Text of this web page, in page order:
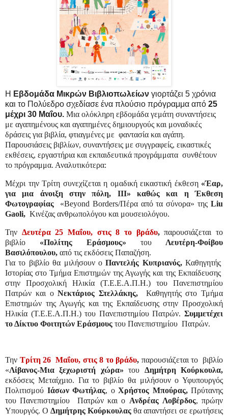
Η Εβδομάδα Μικρών Βιβλιοπωλείων γιορτάζει 5 χρόνια
και το Πολύεδρο σχεδίασε ένα πλούσιο πρόγραμμα από 25
μέχρι 30 Μαΐου. Μια ολόκληρη εβδομάδα γεμάτη συναντήσεις
με αγαπημένους και αγαπημένες δημιουργούς και μοναδικές
δράσεις για βιβλία, φτιαγμένες με φαντασία και αγάπη.
Παρουσιάσεις βιβλίων, συναντήσεις με συγγραφείς, εικαστικές
εκθέσεις, εργαστήρια και εκπαιδευτικά προγράμματα συνθέτουν
το πρόγραμμα. Αναλυτικότερα:
Μέχρι την Τρίτη συνεχίζεται η ομαδική εικαστική έκθεση «Έαρ,
για μια άνοιξη στην πόλη, III» καθώς και η Έκθεση
Φωτογραφίας
«Beyond Borders/Πέρα από τα σύνορα» της Liu
Gaoli, Κινέζας ανθρωπολόγου και μουσειολόγου.
Την Δευτέρα 25 Μαΐου, στις 8 το βράδυ, παρουσιάζεται το
βιβλίο «Πολίτης Εράσμους» του Λευτέρη-Φοίβου
Βασιλόπουλου, από τις εκδόσεις Παπαζήση.
Για το βιβλίο θα μιλήσουν οΠαντελής Κυπριανός, Καθηγητής
Ιστορίας στο Τμήμα Επιστημών της Αγωγής και της Εκπαίδευσης
στην Προσχολική Ηλικία (Τ.Ε.Ε.Α.Π.Η.) του Πανεπιστημίου
Πατρών και οΝεκτάριος Στελλάκης,
Καθηγητής στο Τμήμα
Επιστημών της Αγωγής και της Εκπαίδευσης στην Προσχολική
Ηλικία (Τ.Ε.Ε.Α.Π.Η.) του Πανεπιστημίου Πατρών. Συμμετέχει
το Δίκτυο Φοιτητών Εράσμους του Πανεπιστημίου Πατρών.
Την Τρίτη 26 Μαΐου, στις 8 το βράδυ, παρουσιάζεται το βιβλίο
«Λίβανος-Μια ξεχωριστή χώρα»του Δημήτρη Κούρκουλα,
εκδόσεις Μεταίχμιο. Για το βιβλίο θα μιλήσουν ο Υφυπουργός
Πολιτισμού Ιάσων Φωτήλας, ο Χρήστος Μπούρας,Πρύτανης
του Πανεπιστημίου
Πατρών και ο Ανδρέας Λοβέρδος, πρώην
Υπουργός. Ο Δημήτρης Κούρκουλαςθα απαντήσει σε ερωτήσεις